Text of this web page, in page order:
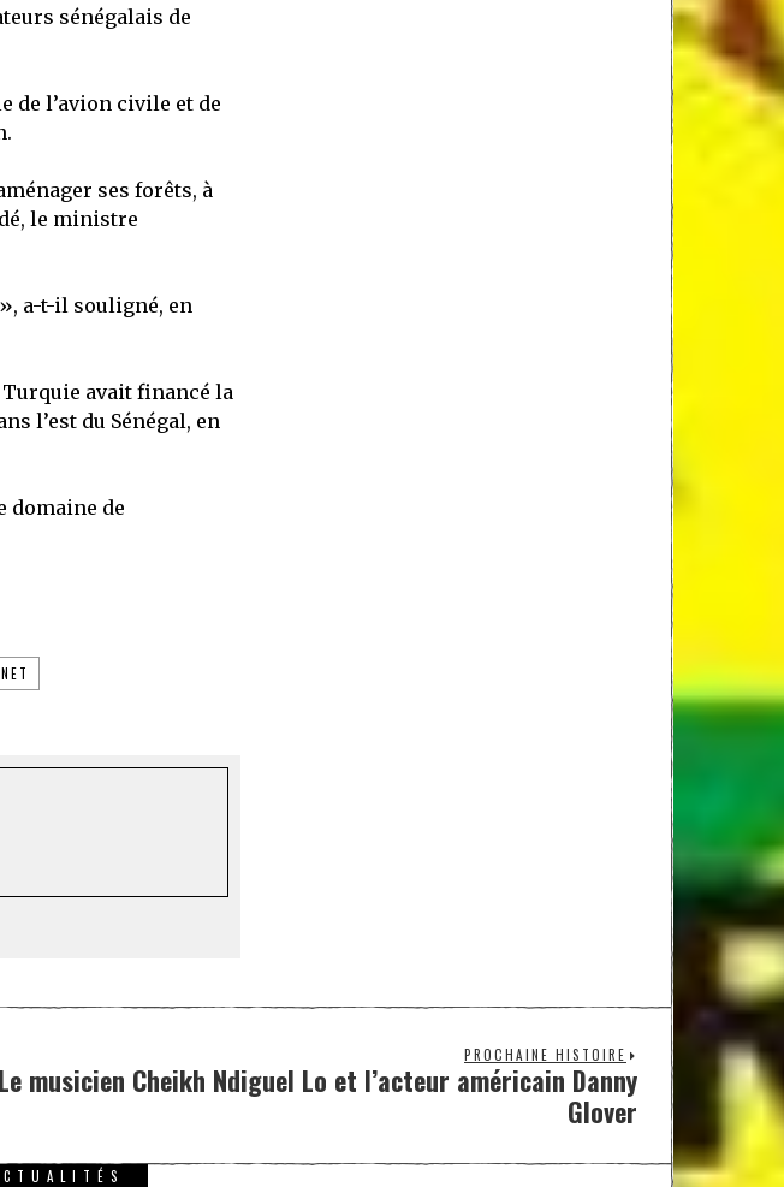
sénégalais de
de l’avion civile et de
ses forêts, à
le ministre
a-t-il souligné, en
Turquie avait financé la
l’est du Sénégal, en
domaine de
PROCHAINE HISTOIRE
Le musicien Cheikh Ndiguel Lo et l’acteur américain Danny
Glover